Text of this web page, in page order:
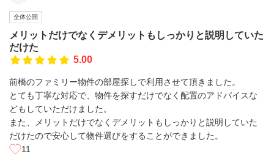
全体公開
メリットだけでなくデメリットもしっかりと説明していた
だけた
5.00
前橋のファミリー物件の部屋探しで利用させて頂きました。
とても丁寧な対応で、物件を探すだけでなく配置のアドバイスな
どもしていただけました。
また、メリットだけでなくデメリットもしっかりと説明していた
だけたので安心して物件選びをすることができました。
11